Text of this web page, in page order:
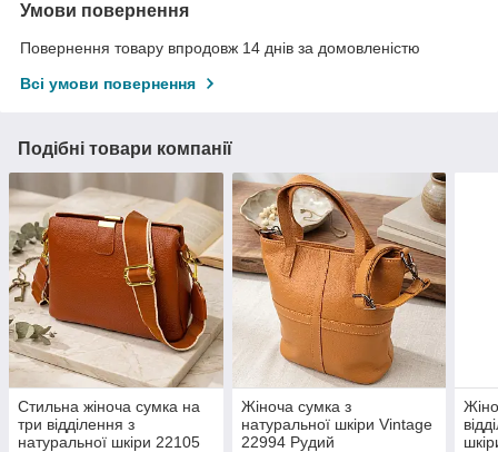
Умови повернення
Повернення товару впродовж 14 днів за домовленістю
Всі умови повернення
Подібні товари компанії
Стильна жіноча сумка на
три відділення з
натуральної шкіри 22105
Жіноча сумка з
натуральної шкіри Vintage
22994 Рудий